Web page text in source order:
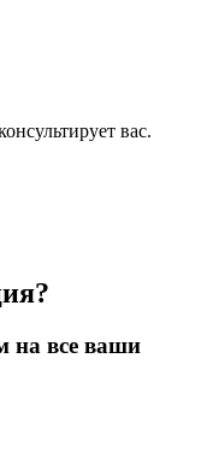
вас.
на все ваши